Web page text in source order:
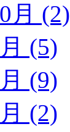
月 (2)
(5)
(9)
(2)